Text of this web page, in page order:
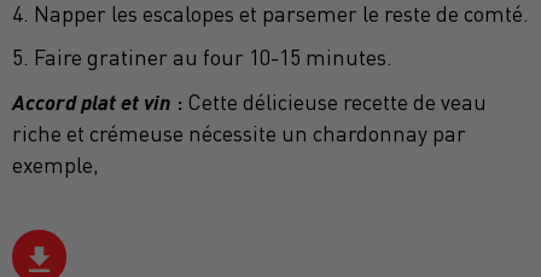
4. Napper les escalopes et parsemer le reste de comté.
5. Faire gratiner au four 10-15 minutes.
Accord plat et vin : Cette délicieuse recette de veau
riche et crémeuse nécessite un chardonnay par
exemple,